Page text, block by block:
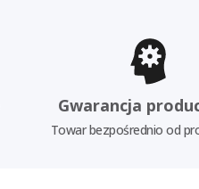
Gwarancja
Towar bezpośrednio od